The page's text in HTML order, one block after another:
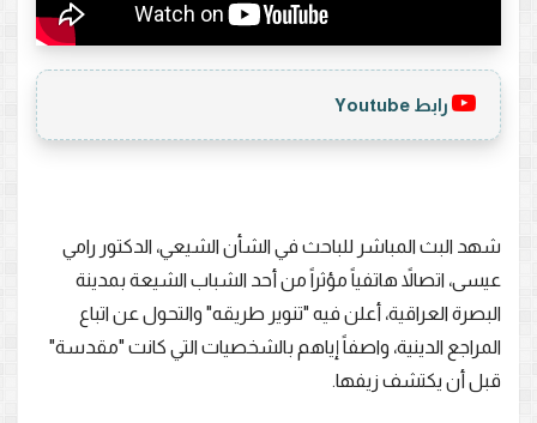
رابط Youtube
شهد البث المباشر للباحث في الشأن الشيعي، الدكتور رامي
عيسى، اتصالاً هاتفياً مؤثراً من أحد الشباب الشيعة بمدينة
البصرة العراقية، أعلن فيه "تنوير طريقه" والتحول عن اتباع
المراجع الدينية، واصفاً إياهم بالشخصيات التي كانت "مقدسة"
قبل أن يكتشف زيفها.